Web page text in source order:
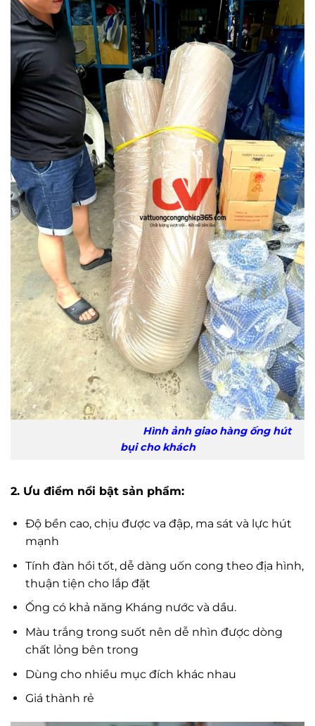
Hình ảnh giao hàng ống hút
bụi cho khách
2. Ưu điểm nổi bật sản phẩm:
Độ bền cao, chịu được va đập, ma sát và lực hút
mạnh
Tính đàn hồi tốt, dễ dàng uốn cong theo địa hình,
thuận tiện cho lắp đặt
Ống có khả năng Kháng nước và dầu.
Màu trắng trong suốt nên dễ nhìn được dòng
chất lỏng bên trong
Dùng cho nhiều mục đích khác nhau
Giá thành rẻ